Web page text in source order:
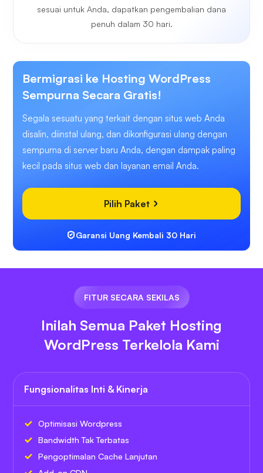
sesuai untuk Anda, dapatkan pengembalian dana
penuh dalam 30 hari.
Bermigrasi ke Hosting WordPress
Sempurna Secara Gratis!
Segala sesuatu yang terkait dengan situs web Anda
disalin, diinstal ulang, dan dikonfigurasi ulang dengan
sempurna di server baru Anda, dengan dampak paling
kecil pada situs web dan layanan email Anda.
Pilih Paket
Garansi Uang Kembali 30 Hari
FITUR SECARA SEKILAS
Inilah Semua Paket Hosting
WordPress Terkelola Kami
Fungsionalitas Inti & Kinerja
Optimisasi Wordpress
Bandwidth Tak Terbatas
Pengoptimalan Cache Lanjutan